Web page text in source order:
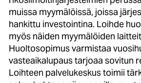
muissa myymälöissä, joissa
hankittu investointina. Loihde
myös näiden myymälöiden
Huoltosopimus varmistaa
vasteaikalupaus tarjoaa sovitun
Loihteen palvelukeskus toimii